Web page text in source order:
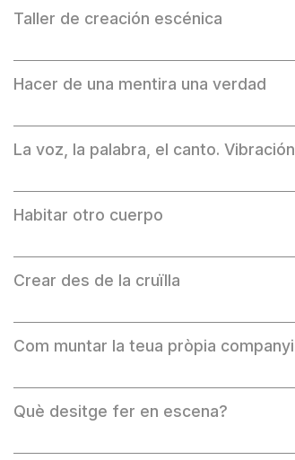
Taller de creación escénica
Hacer de una mentira una verdad
La voz, la palabra, el canto.
Habitar otro cuerpo
Crear des de la cruïlla
Com muntar la teua pròpia
Què desitge fer en escena?